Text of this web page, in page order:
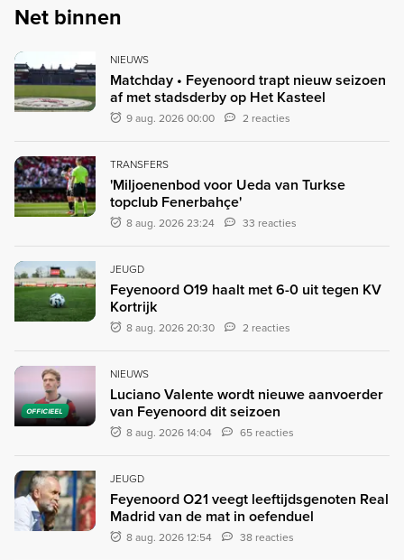
Net binnen
NIEUWS
Matchday • Feyenoord trapt nieuw seizoen
af met stadsderby op Het Kasteel
9 aug. 2026 00:00 2 reacties
TRANSFERS
'Miljoenenbod voor Ueda van Turkse
topclub Fenerbahçe'
8 aug. 2026 23:24 33 reacties
JEUGD
Feyenoord O19 haalt met 6-0 uit tegen KV
Kortrijk
8 aug. 2026 20:30 2 reacties
OFFICIEEL
NIEUWS
Luciano Valente wordt nieuwe aanvoerder
van Feyenoord dit seizoen
8 aug. 2026 14:04 65 reacties
JEUGD
Feyenoord O21 veegt leeftijdsgenoten Real
Madrid van de mat in oefenduel
8 aug. 2026 12:54 38 reacties